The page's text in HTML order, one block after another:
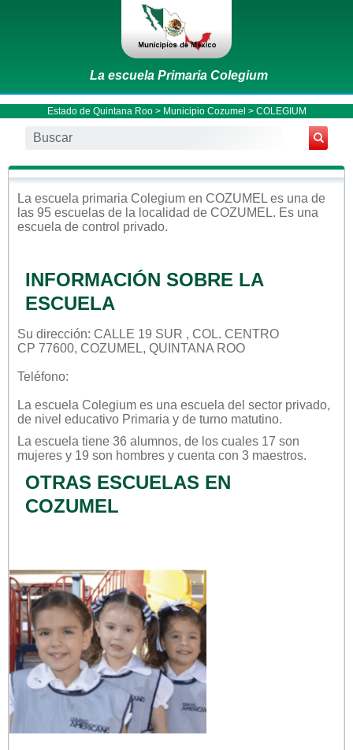
La escuela Primaria Colegium
Estado de Quintana Roo> Municipio Cozumel > COLEGIUM
La escuela primaria Colegium en COZUMEL es una de
las 95 escuelas de la localidad de COZUMEL. Es una
escuela de control privado.
INFORMACIÓN SOBRE LA
ESCUELA
Su dirección: CALLE 19 SUR , COL. CENTRO
CP 77600, COZUMEL, QUINTANA ROO
Teléfono:
La escuela Colegium es una escuela del sector privado,
de nivel educativo Primaria y de turno matutino.
La escuela tiene 36 alumnos, de los cuales 17 son
mujeres y 19 son hombres y cuenta con 3 maestros.
OTRAS ESCUELAS EN
COZUMEL